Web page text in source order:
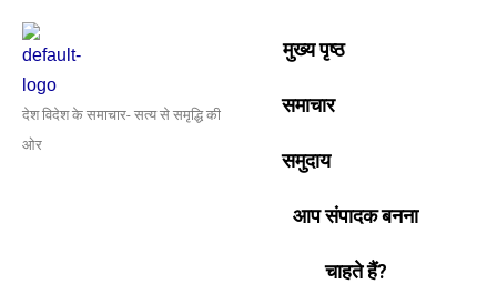
content
देश विदेश के समाचार- सत्य से समृद्धि की
ओर
मुख्य पृष्ठ
समाचार
समुदाय
आप संपादक बनना
चाहते हैं?
navigation